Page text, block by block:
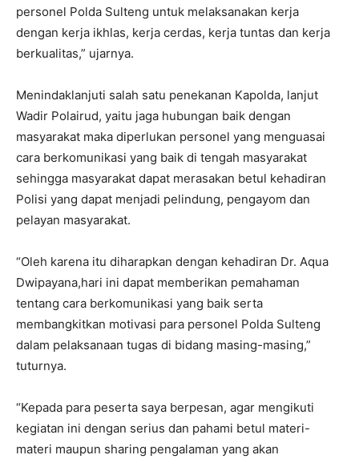
personel Polda Sulteng untuk melaksanakan kerja
dengan kerja ikhlas, kerja cerdas, kerja tuntas dan kerja
berkualitas,” ujarnya.
Menindaklanjuti salah satu penekanan Kapolda, lanjut
Wadir Polairud, yaitu jaga hubungan baik dengan
masyarakat maka diperlukan personel yang menguasai
cara berkomunikasi yang baik di tengah masyarakat
sehingga masyarakat dapat merasakan betul kehadiran
Polisi yang dapat menjadi pelindung, pengayom dan
pelayan masyarakat.
“Oleh karena itu diharapkan dengan kehadiran Dr. Aqua
Dwipayana,hari ini dapat memberikan pemahaman
tentang cara berkomunikasi yang baik serta
membangkitkan motivasi para personel Polda Sulteng
dalam pelaksanaan tugas di bidang masing-masing,”
tuturnya.
“Kepada para peserta saya berpesan, agar mengikuti
kegiatan ini dengan serius dan pahami betul materi-
materi maupun sharing pengalaman yang akan